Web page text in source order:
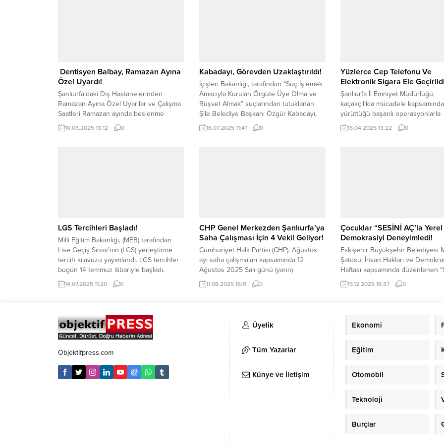
Dentisyen Balbay, Ramazan Ayına
Özel Uyardı!
Şanlıurfa’daki Diş Hastanelerinden
Ramazan Ayına Özel Uyarılar ve Çalışma
Saatleri Ramazan ayında beslenme
düzeninin değişmesi ve uzun saatler
boyunca aç kalınması, ağız ve diş
10.03.2025 13:12 0
Kabadayı, Görevden Uzaklaştırıldı!
İçişleri Bakanlığı, tarafından “Suç İşlemek
Amacıyla Kurulan Örgüte Üye Olma ve
Rüşvet Almak” suçlarından tutuklanan
Şile Belediye Başkanı Özgür Kabadayı,
görevden uzaklaştırıldı. Bakanlık, Şile
Belediye Başkanı Kabadayı’nın görevden
16.07.2025 11:41 0
Yüzlerce Cep Telefonu Ve
Elektronik Sigara Ele
Şanlıurfa İl Emniyet Müdürlüğü,
kaçakçılıkla mücadele kapsamında
yürüttüğü başarılı operasyonlarla
suçlulara göz açtırmıyor. Kaçakçılık
Organize Suçlarla Mücadele (KOM)
15.04.2025 13:22 0
LGS Tercihleri Başladı!
Milli Eğitim Bakanlığı, (MEB) tarafından
Lise Geçiş Sınav’nın (LGS) yerleştirme
tercih kılavuzu yayımlandı. LGS tercihler
bugün 14 temmuz itibariyle başladı.
Adaylar tercih sürecinde aynı okul
türünden en fazla üç kurumu tercih
alanından tercih etmekle birlikte
toplamda en fazla 5 okul...
14.07.2025 11:20 0
CHP Genel Merkezden Şanlıurfa’ya
Saha Çalışması İçin 4 Vekil Geliyor!
Cumhuriyet Halk Partisi (CHP), Ağustos
ayı saha çalışmaları kapsamında 12
Ağustos 2025 Salı günü (yarın)
Şanlıurfa’ya 4 milletvekilinden oluşan bir
heyet gönderiyor. Cumhuriyet Halk
(yarın) Şanlıurfa’ya 4 milletvekilinden
oluşan bir heyet göndereceğini açıkladı.
Milletvekilleri, 12-13 Ağustos tarihlerinde
iki gün boyunca hem kırsal ilçelerde...
11.08.2025 16:11 0
Çocuklar “SESİNİ AÇ’la Yerel
Demokrasiyi Deneyimledi!
Eskişehir Büyükşehir Belediyesi
Şatosu, İnsan Hakları ve
Haftası kapsamında düzenlenen
Aç!” adlı hak ve değerler
çocukları yerel demokrasiyle
etkinliklerle öğrenme fırsatı
gerçekleştirilen ve...
15.12.2025 16:37 0
Objektifpress.com
Üyelik
Tüm Yazarlar
Künye ve İletişim
Ekonomi
Eğitim
Otomobil
Teknoloji
Burçlar